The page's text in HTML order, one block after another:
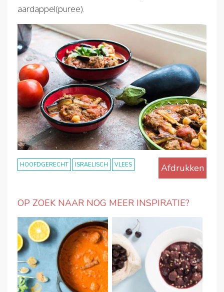
aardappel(puree).
HOOFDGERECHT ISRAELISCH VLEES Afdrukken
OP ZOEK NAAR NOG MEER INSPIRATIE?